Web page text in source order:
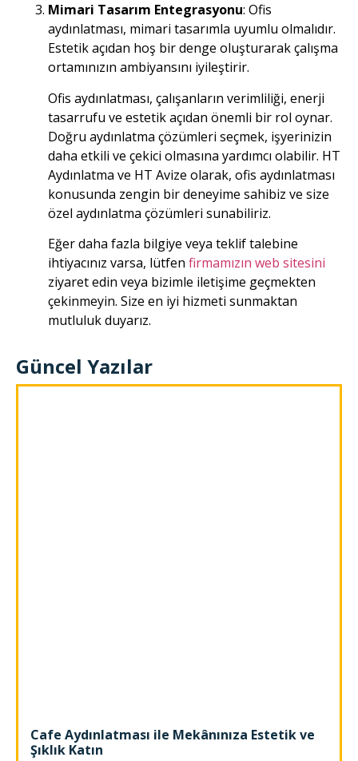
Mimari Tasarım Entegrasyonu: Ofis
aydınlatması, mimari tasarımla uyumlu olmalıdır.
Estetik açıdan hoş bir denge oluşturarak çalışma
ortamınızın ambiyansını iyileştirir.
Ofis aydınlatması, çalışanların verimliliği, enerji
tasarrufu ve estetik açıdan önemli bir rol oynar.
Doğru aydınlatma çözümleri seçmek, işyerinizin
daha etkili ve çekici olmasına yardımcı olabilir. HT
Aydınlatma ve HT Avize olarak, ofis aydınlatması
konusunda zengin bir deneyime sahibiz ve size
özel aydınlatma çözümleri sunabiliriz.
Eğer daha fazla bilgiye veya teklif talebine
ihtiyacınız varsa, lütfen firmamızın web sitesini
ziyaret edin veya bizimle iletişime geçmekten
çekinmeyin. Size en iyi hizmeti sunmaktan
mutluluk duyarız.
Güncel Yazılar
Cafe Aydınlatması ile Mekânınıza Estetik ve
Şıklık Katın